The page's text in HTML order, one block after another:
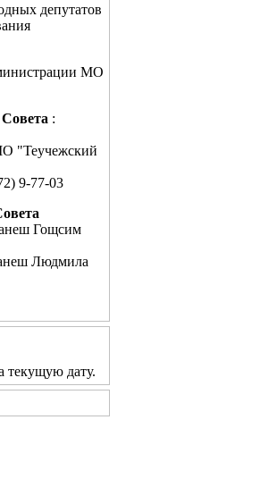
депутатов
МО
:
"Теучежский
9-77-03
Гощсим
Людмила
текущую дату.